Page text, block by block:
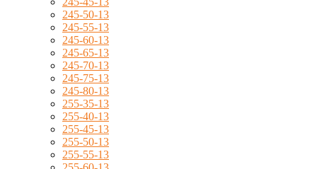
245-50-13
245-55-13
245-60-13
245-65-13
245-70-13
245-75-13
245-80-13
255-35-13
255-40-13
255-45-13
255-50-13
255-55-13